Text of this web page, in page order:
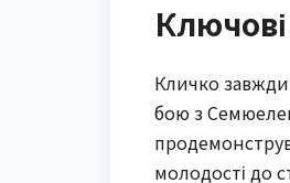
Кличко
бою з
молодості до